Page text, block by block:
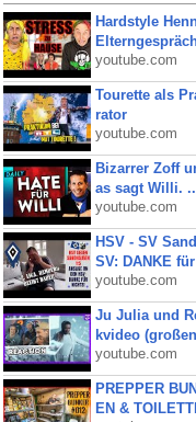
Hardstyle
youtube.com
Tourette als
rator
youtube.com
Bizarrer Zoff
as sagt Willi.
youtube.com
HSV - SV
SV: DANKE
youtube.com
Ju Julia und
kvideo
youtube.com
PREPPER
EN &